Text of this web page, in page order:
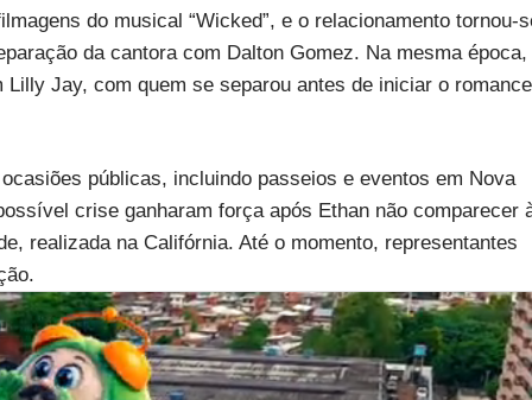
do musical “Wicked”, e o relacionamento tornou-
da cantora com Dalton Gomez. Na mesma época,
Jay, com quem se separou antes de iniciar o romance
públicas, incluindo passeios e eventos em Nova
crise ganharam força após Ethan não comparecer
realizada na Califórnia. Até o momento, representantes